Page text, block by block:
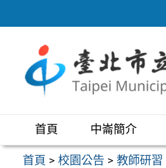
至
區
首頁 中崙簡介
首頁 >校園公告 >教師研習